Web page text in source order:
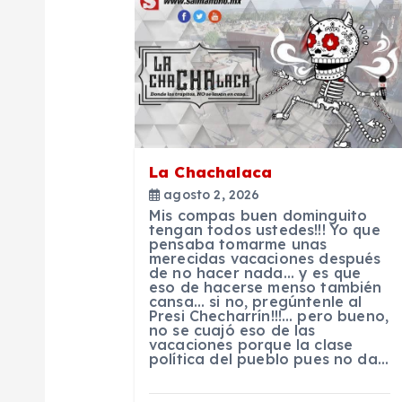
La Chachalaca
agosto 2, 2026
Mis compas buen dominguito
tengan todos ustedes!!! Yo que
pensaba tomarme unas
merecidas vacaciones después
de no hacer nada… y es que
eso de hacerse menso también
cansa… si no, pregúntenle al
Presi Checharrín!!!… pero bueno,
no se cuajó eso de las
vacaciones porque la clase
política del pueblo pues no da…